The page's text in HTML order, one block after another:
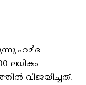
ഹമീദ
ലധികം
വിജയിച്ചത്.